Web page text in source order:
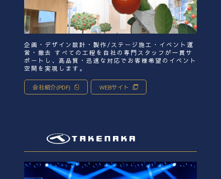
企画・デザイン設計・製作/ステージ施工・イベント運
営・撤去 すべての工程を自社の専門スタッフが一貫サ
ポートし、高品質・迅速な対応でお客様希望のイベント
空間を実現します。
会社紹介(PDF) WEBサイト